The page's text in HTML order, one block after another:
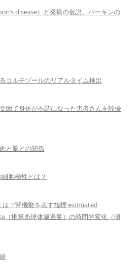
disease）と発病の仮説、パーキンの
コルチゾールのリアルタイム検出
因で身体が不調になった患者さんを診療
と脳との関係
胞極性とは？
は？腎機能を表す指標 estimated
（推算糸球体濾過量）の時間的変化（傾